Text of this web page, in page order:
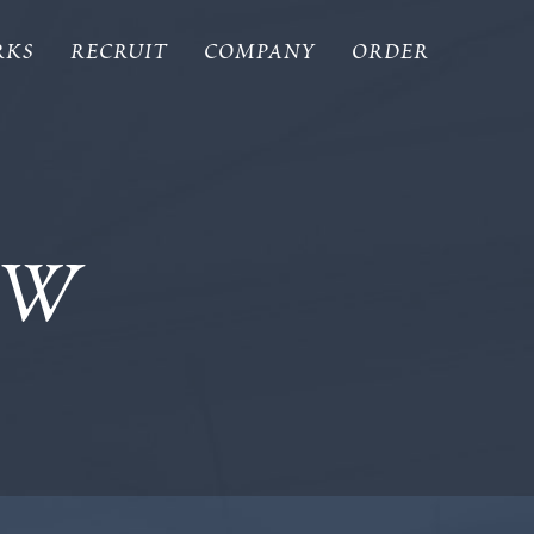
RECRUIT COMPANY ORDER